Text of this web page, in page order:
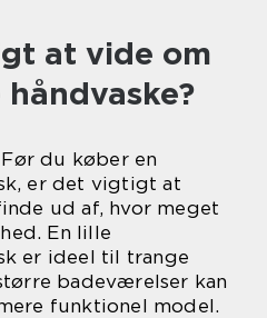
at vide om
du køber en
er det vigtigt at
ud af, hvor meget
En lille
er ideel til trange
badeværelser kan
funktionel model.